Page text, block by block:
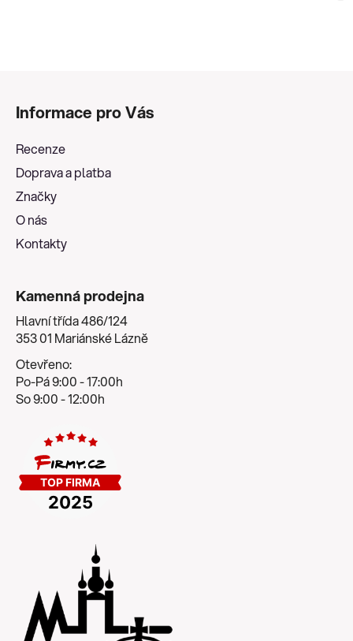
Informace pro Vás
Recenze
Doprava a platba
Značky
O nás
Kontakty
Kamenná prodejna
Hlavní třída 486/124
353 01 Mariánské Lázně
Otevřeno:
Po-Pá 9:00 - 17:00h
So 9:00 - 12:00h